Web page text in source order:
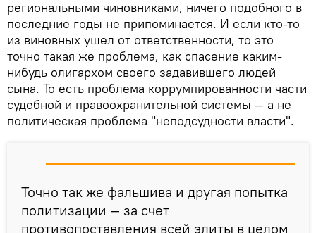
региональными чиновниками, ничего подобного в
последние годы не припоминается. И если кто-то
из виновных ушел от ответственности, то это
точно такая же проблема, как спасение каким-
нибудь олигархом своего задавившего людей
сына. То есть проблема коррумпированности части
судебной и правоохранительной системы — а не
политическая проблема "неподсудности власти".
Точно так же фальшива и другая попытка
политизации — за счет
противопоставления всей элиты в целом